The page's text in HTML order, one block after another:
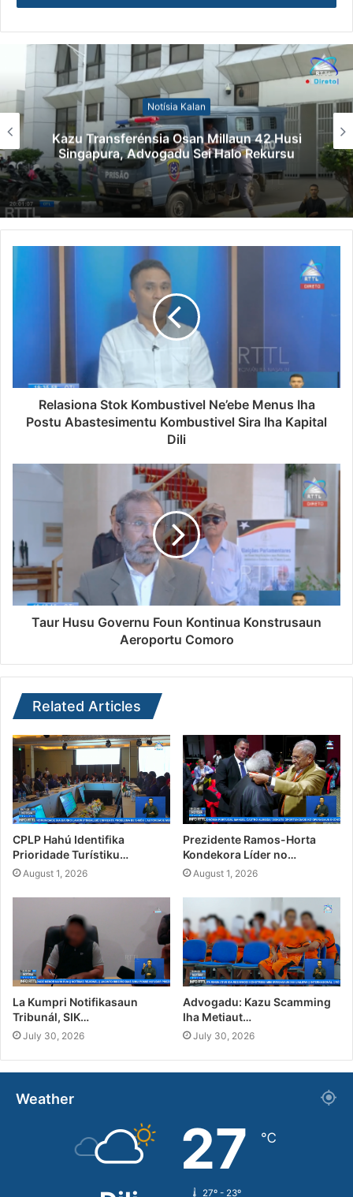
Notísia Kalan
Kazu Transferénsia Osan Millaun 42 Husi
Singapura, Advogadu Sei Halo Rekursu
Relasiona Stok Kombustivel Ne’ebe Menus Iha
Postu Abastesimentu Kombustivel Sira Iha Kapital
Dili
Taur Husu Governu Foun Kontinua Konstrusaun
Aeroportu Comoro
Related Articles
CPLP Hahú Identifika
Prioridade Turístiku…
August 1, 2026
Prezidente Ramos-Horta
Kondekora Líder no…
August 1, 2026
La Kumpri Notifikasaun
Tribunál, SIK…
July 30, 2026
Advogadu: Kazu Scamming
Iha Metiaut…
July 30, 2026
Weather
27 ℃
27º - 23º